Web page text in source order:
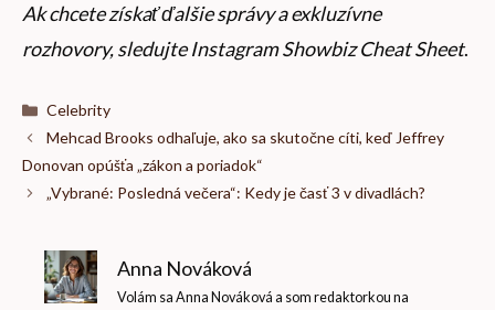
Ak chcete získať ďalšie správy a exkluzívne
rozhovory, sledujte Instagram Showbiz Cheat Sheet.
Kategórie
Celebrity
Mehcad Brooks odhaľuje, ako sa skutočne cíti, keď Jeffrey
Donovan opúšťa „zákon a poriadok“
„Vybrané: Posledná večera“: Kedy je časť 3 v divadlách?
Anna Nováková
Volám sa Anna Nováková a som redaktorkou na